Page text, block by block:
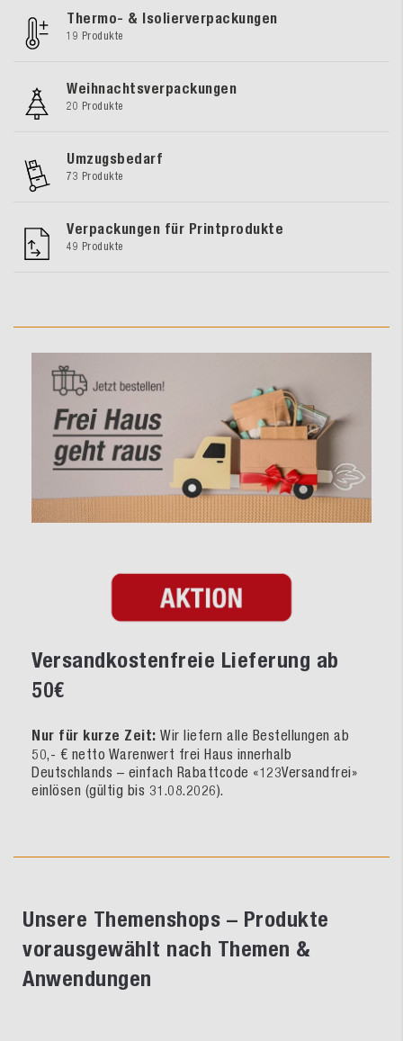
Thermo- & Isolierverpackungen
19 Produkte
Weihnachtsverpackungen
20 Produkte
Umzugsbedarf
73 Produkte
Verpackungen für Printprodukte
49 Produkte
Versandkostenfreie Lieferung ab
50€
Nur für kurze Zeit: Wir liefern alle Bestellungen ab
50,- € netto Warenwert frei Haus innerhalb
Deutschlands – einfach Rabattcode «123Versandfrei»
einlösen (gültig bis 31.08.2026).
Unsere Themenshops – Produkte
vorausgewählt nach Themen &
Anwendungen